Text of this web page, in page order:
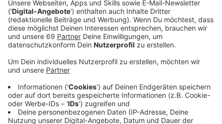
Anzeige
Verbindliche Meldung für alle Baustellen
Anzeige
Bisher melden nur rund 155 Kommunen und Kreise ihre
Baustellen freiwillig über das landeseigene „Traffic
Information Center“ (TIC). Mit der Novelle des